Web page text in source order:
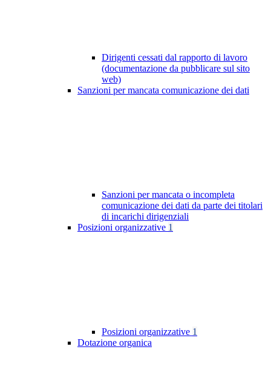
Dirigenti cessati dal rapporto di lavoro
(documentazione da pubblicare sul sito
web)
Sanzioni per mancata comunicazione dei dati
Sanzioni per mancata o incompleta
comunicazione dei dati da parte dei titolari
di incarichi dirigenziali
Posizioni organizzative 1
Posizioni organizzative 1
Dotazione organica